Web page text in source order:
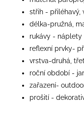
střih - přiléhavý,
délka-pružná,
rukávy - náplety
reflexní prvky-
vrstva-druhá,
roční období -
zařazení-
prošití -